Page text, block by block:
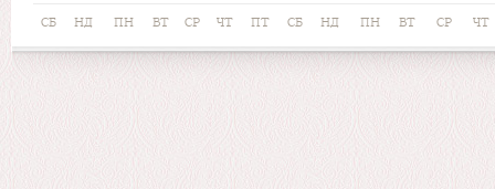
СБ НД ПН ВТ СР ЧТ ПТ СБ НД ПН ВТ СР ЧТ